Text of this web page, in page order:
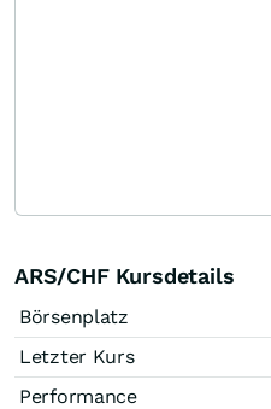
ARS/CHF Kursdetails
Börsenplatz
Letzter Kurs
Performance